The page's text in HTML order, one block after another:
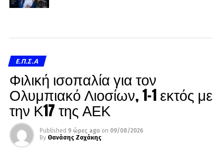
Ε.Π.Σ.Α
Φιλική ισοπαλία για τον
Ολυμπιακό Λιοσίων, 1-1 εκτός με
την Κ17 της ΑΕΚ
Published 9 ώρες ago on 09/08/2026
By Θανάσης Ζαχάκης